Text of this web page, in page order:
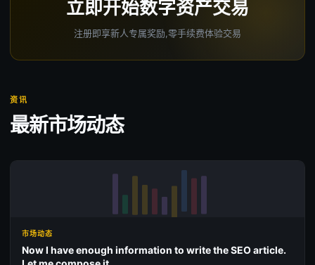
立即开始数字资产交易
注册即享新人专属奖励,零手续费体验交易
资讯
最新市场动态
市场动态
Now I have enough information to write the SEO article.